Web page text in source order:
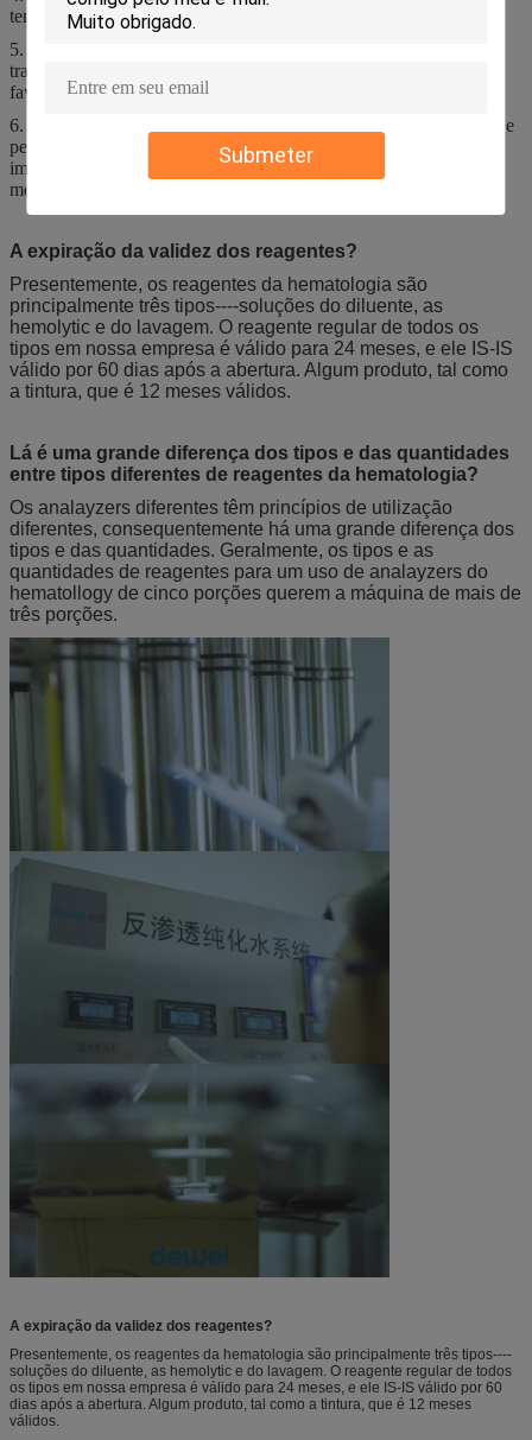
Submeter
temperatura ambiente e ser usado após a mistura.
5. Desperdice o líquido, desperdício, produtos residuais e o
tratamento de materiais de embalagem contaminados, cumpre por
favor com os regulamentos locais;
6. Proibe-se restritamente para comer e evitar o contato com olhos e
pele. Uma vez contacte seus olhos e pele, por favor limpos
imediatamente com abundância da água e procure o conselho
médico.
A expiração da validez dos reagentes?
Presentemente, os reagentes da hematologia são
principalmente três tipos----soluções do diluente, as
hemolytic e do lavagem. O reagente regular de todos os
tipos em nossa empresa é válido para 24 meses, e ele IS-IS
válido por 60 dias após a abertura. Algum produto, tal como
a tintura, que é 12 meses válidos.
Lá é uma grande diferença dos tipos e das quantidades
entre tipos diferentes de reagentes da hematologia?
Os analayzers diferentes têm princípios de utilização
diferentes, consequentemente há uma grande diferença dos
tipos e das quantidades. Geralmente, os tipos e as
quantidades de reagentes para um uso de analayzers do
hematollogy de cinco porções querem a máquina de mais de
três porções.
A expiração da validez dos reagentes?
Presentemente, os reagentes da hematologia são principalmente três tipos----
soluções do diluente, as hemolytic e do lavagem. O reagente regular de todos
os tipos em nossa empresa é válido para 24 meses, e ele IS-IS válido por 60
dias após a abertura. Algum produto, tal como a tintura, que é 12 meses
válidos.